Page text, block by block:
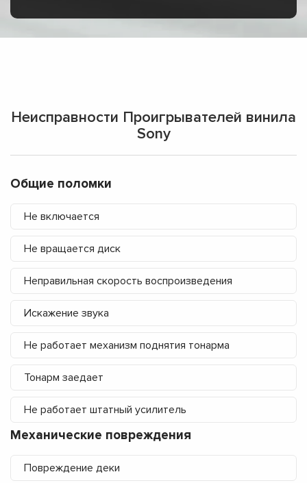
Неисправности Проигрывателей винила
Sony
Общие поломки
Не включается
Не вращается диск
Неправильная скорость воспроизведения
Искажение звука
Не работает механизм поднятия тонарма
Тонарм заедает
Не работает штатный усилитель
Механические повреждения
Повреждение деки